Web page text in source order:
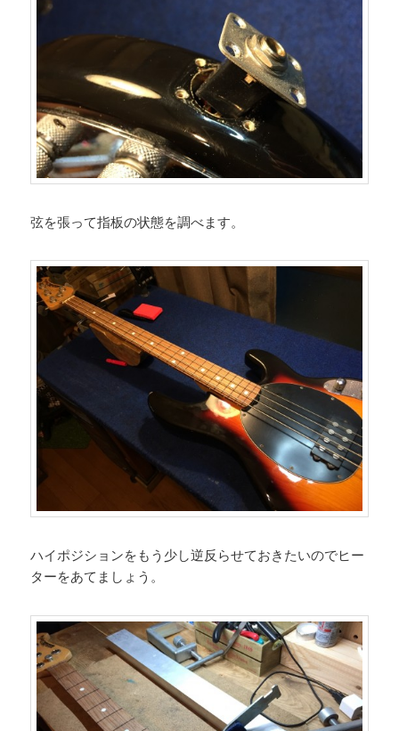
弦を張って指板の状態を調べます。
ハイポジションをもう少し逆反らせておきたいのでヒー
ターをあてましょう。